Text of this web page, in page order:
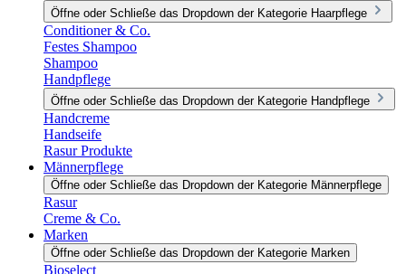
Öffne oder Schließe das Dropdown der Kategorie Haarpflege
Conditioner & Co.
Festes Shampoo
Shampoo
Handpflege
Öffne oder Schließe das Dropdown der Kategorie Handpflege
Handcreme
Handseife
Rasur Produkte
Männerpflege
Öffne oder Schließe das Dropdown der Kategorie Männerpflege
Rasur
Creme & Co.
Marken
Öffne oder Schließe das Dropdown der Kategorie Marken
Bioselect